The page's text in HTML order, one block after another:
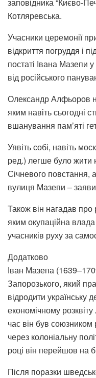
Котляревська.
Учасники церемонії
відкриття погруддя і
постаті Івана Мазепи
від російського
Олександр Алфьоров
яким навіть сьогодні
вшанування пам’яті
Уявіть собі, навіть
ред.) легше було жити
Січневого повстання,
вулиця Мазепи –
Також він нагадав про
яким окупаційна
учасників руху за
Додатково
Іван Мазепа
Запорозького, який
відродити українську
економічному
час він був союзником
через колоніальну
році він перейшов на
Після поразки